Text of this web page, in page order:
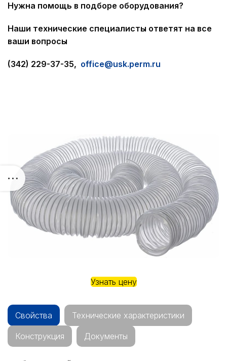
Нужна помощь в подборе оборудования?
Наши технические специалисты ответят на все
ваши вопросы
(342) 229-37-35, office@usk.perm.ru
Узнать цену
Свойства Технические характеристики
Конструкция Документы